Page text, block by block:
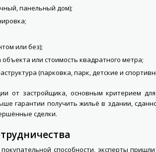
панельный дом);
или без);
или стоимость квадратного метра;
(парковка, парк, детские и
от застройщика, основным критерием
гарантии получить жильё в здании,
сделки.
способности, эксперты